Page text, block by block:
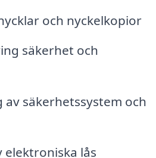
och nyckelkopior
säkerhet och
säkerhetssystem och
lås